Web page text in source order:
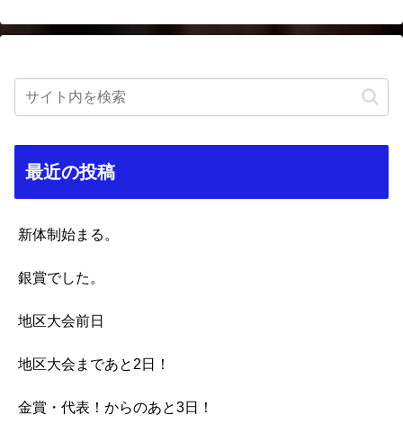
最近の投稿
新体制始まる。
銀賞でした。
地区大会前日
地区大会まであと2日！
金賞・代表！からのあと3日！